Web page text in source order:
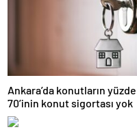
Ankara’da konutların yüzde
70’inin konut sigortası yok